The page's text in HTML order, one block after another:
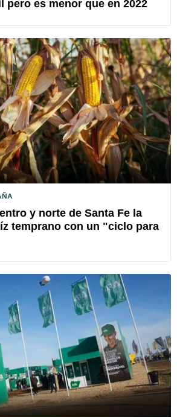
pero es menor que en 2022
y norte de Santa Fe la
temprano con un "ciclo para